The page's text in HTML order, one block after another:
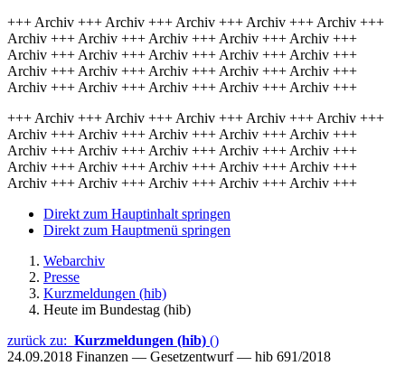
+++ Archiv +++ Archiv +++ Archiv +++ Archiv +++ Archiv +++
Archiv +++ Archiv +++ Archiv +++ Archiv +++ Archiv +++
Archiv +++ Archiv +++ Archiv +++ Archiv +++ Archiv +++
Archiv +++ Archiv +++ Archiv +++ Archiv +++ Archiv +++
Archiv +++ Archiv +++ Archiv +++ Archiv +++ Archiv +++
+++ Archiv +++ Archiv +++ Archiv +++ Archiv +++ Archiv +++
Archiv +++ Archiv +++ Archiv +++ Archiv +++ Archiv +++
Archiv +++ Archiv +++ Archiv +++ Archiv +++ Archiv +++
Archiv +++ Archiv +++ Archiv +++ Archiv +++ Archiv +++
Archiv +++ Archiv +++ Archiv +++ Archiv +++ Archiv +++
Direkt zum Hauptinhalt springen
Direkt zum Hauptmenü springen
Webarchiv
Presse
Kurzmeldungen (hib)
Heute im Bundestag (hib)
zurück zu: Kurzmeldungen (hib) ()
24.09.2018 Finanzen — Gesetzentwurf — hib 691/2018